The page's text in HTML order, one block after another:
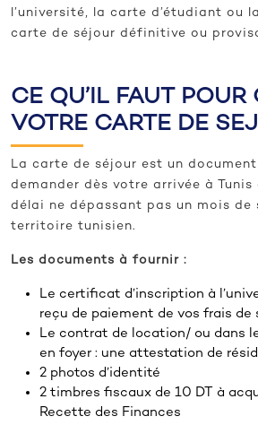
l’université, la carte d’étudiant ou
carte de séjour définitive ou
CE QU’IL FAUT POUR
VOTRE CARTE DE
La carte de séjour est un
demander dès votre arrivée à Tunis
délai ne dépassant pas un mois de
territoire tunisien.
Les documents à fournir :
Le certificat d’inscription à
reçu de paiement de vos frais de
Le contrat de location/ ou dans
en foyer : une attestation de
2 photos d’identité
2 timbres fiscaux de 10 DT à
Recette des Finances